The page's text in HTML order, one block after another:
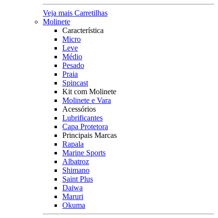
Veja mais Carretilhas
Molinete
Característica
Micro
Leve
Médio
Pesado
Praia
Spincast
Kit com Molinete
Molinete e Vara
Acessórios
Lubrificantes
Capa Protetora
Principais Marcas
Rapala
Marine Sports
Albatroz
Shimano
Saint Plus
Daiwa
Maruri
Okuma